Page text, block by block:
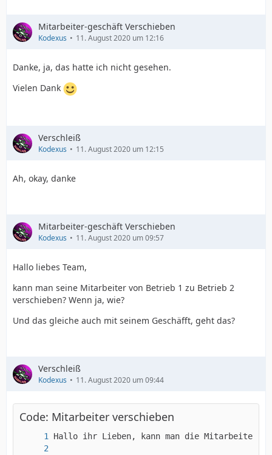
Mitarbeiter-geschäft Verschieben
Kodexus 11. August 2020 um 12:16
Danke, ja, das hatte ich nicht gesehen.
Vielen Dank
Verschleiß
Kodexus 11. August 2020 um 12:15
Ah, okay, danke
Mitarbeiter-geschäft Verschieben
Kodexus 11. August 2020 um 09:57
Hallo liebes Team,
kann man seine Mitarbeiter von Betrieb 1 zu Betrieb 2
verschieben? Wenn ja, wie?
Und das gleiche auch mit seinem Geschäfft, geht das?
Verschleiß
Kodexus 11. August 2020 um 09:44
Code: Mitarbeiter verschieben